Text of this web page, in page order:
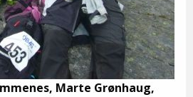
Marte Grønhaug,